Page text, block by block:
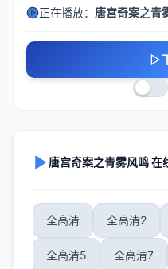
正在播放： 唐宫奇案之青
唐宫奇案之青雾风鸣 在
全高清 全高清2
全高清5 全高清7